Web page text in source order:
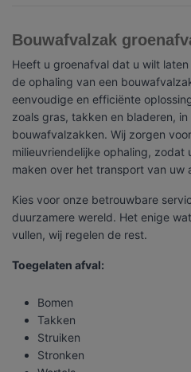
Bouwafvalzak
Heeft u groenafval dat u wilt
de ophaling van een
eenvoudige en efficiënte
zoals gras, takken en bladeren,
bouwafvalzakken. Wij zorgen
milieuvriendelijke ophaling,
maken over het transport van uw
Kies voor onze betrouwbare
duurzamere wereld. Het enige
vullen, wij regelen de rest.
Toegelaten afval:
Bomen
Takken
Struiken
Stronken